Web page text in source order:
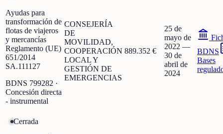
Ayudas para
transformación de
flotas de viajeros
y mercancías
Reglamento (UE)
651/2014
SA.111127
BDNS 799282 ·
Concesión directa
- instrumental
CONSEJERÍA
DE
MOVILIDAD,
COOPERACIÓN
LOCAL Y
GESTIÓN DE
EMERGENCIAS
889.352 €
25 de
mayo de
2022 —
30 de
abril de
2024
BDNS
Bases
Cerrada